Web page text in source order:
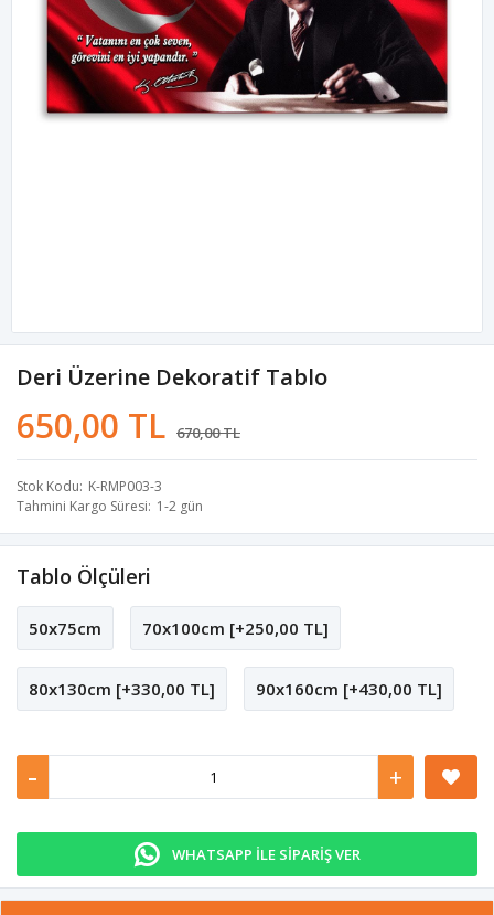
Deri Üzerine Dekoratif Tablo
650,00 TL 670,00 TL
Stok Kodu K-RMP003-3
Tahmini Kargo Süresi 1-2 gün
Tablo Ölçüleri
50x75cm 70x100cm [+250,00 TL]
80x130cm [+330,00 TL] 90x160cm [+430,00 TL]
- +
WHATSAPP İLE SİPARİŞ VER